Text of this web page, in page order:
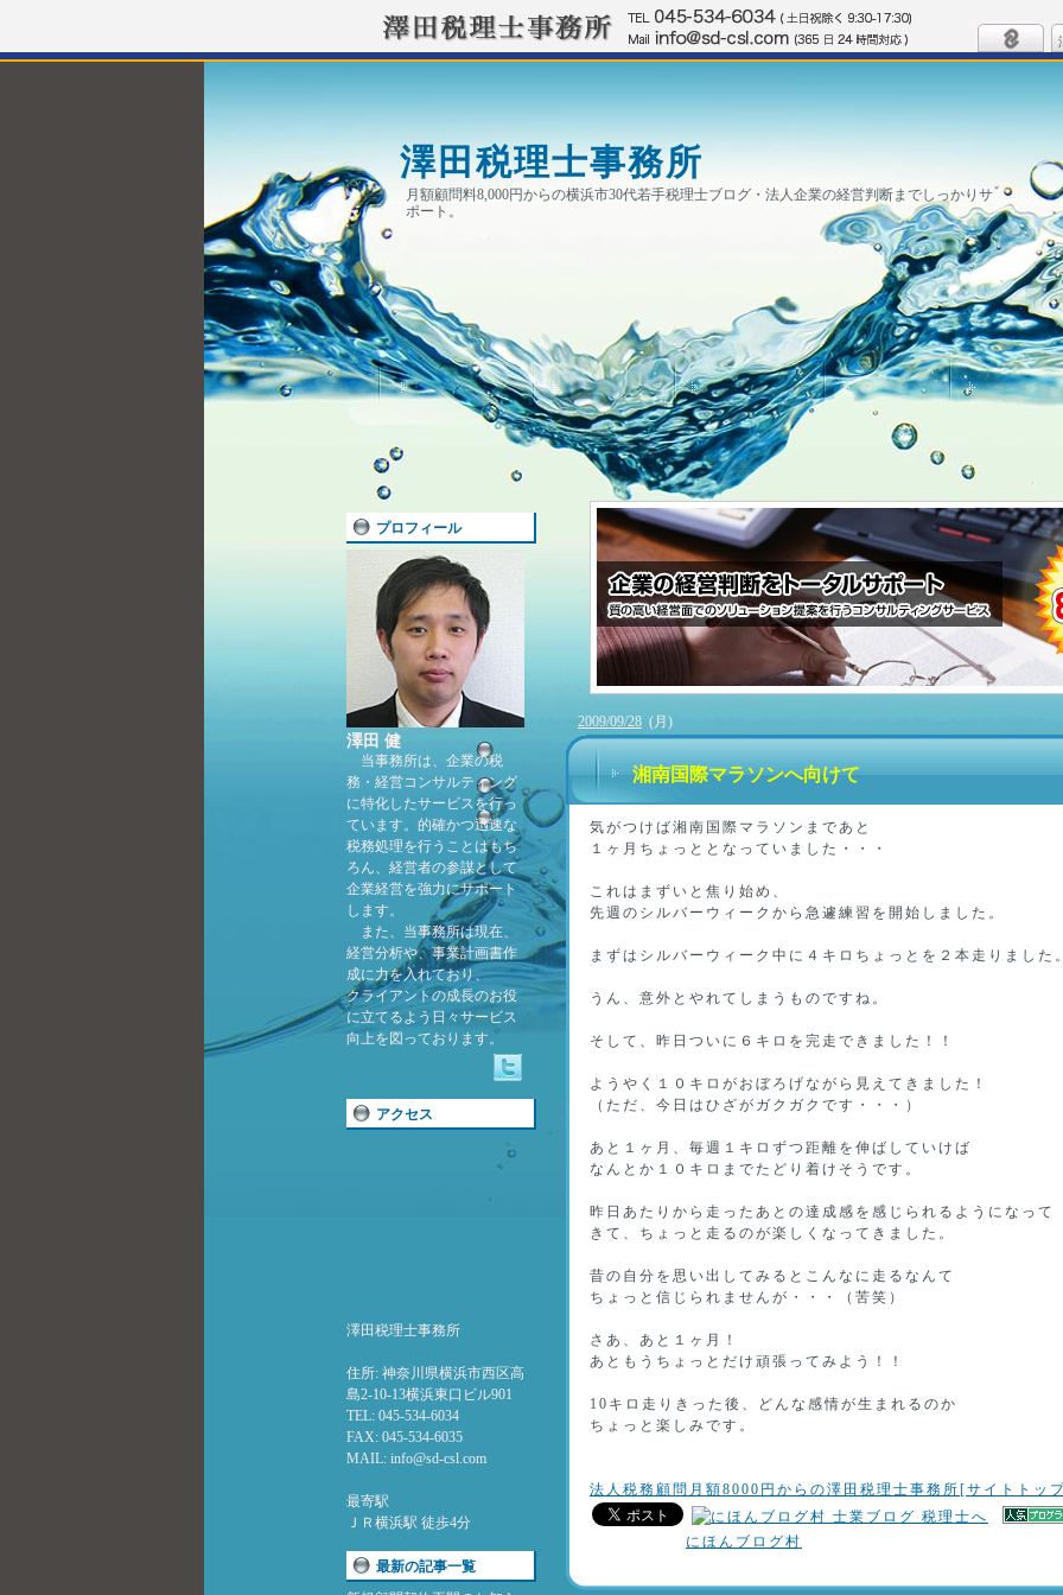
澤田税理士事務所
月額顧問料8,000円からの横浜市30代若手税理士ブログ・法人企業の経営判断までしっかりサ
ポート。
2009/09/28 (月)
湘南国際マラソンへ向けて
気がつけば湘南国際マラソンまであと
１ヶ月ちょっととなっていました・・・
これはまずいと焦り始め、
先週のシルバーウィークから急遽練習を開始しました。
まずはシルバーウィーク中に４キロちょっとを２本走りました
うん、意外とやれてしまうものですね。
そして、昨日ついに６キロを完走できました！！
ようやく１０キロがおぼろげながら見えてきました！
（ただ、今日はひざがガクガクです・・・）
あと１ヶ月、毎週１キロずつ距離を伸ばしていけば
なんとか１０キロまでたどり着けそうです。
昨日あたりから走ったあとの達成感を感じられるようになって
きて、ちょっと走るのが楽しくなってきました。
昔の自分を思い出してみるとこんなに走るなんて
ちょっと信じられませんが・・・（苦笑）
さあ、あと１ヶ月！
あともうちょっとだけ頑張ってみよう！！
10キロ走りきった後、どんな感情が生まれるのか
ちょっと楽しみです。
法人税務顧問月額8000円からの澤田税理士事務所[サイトトッ
にほんブログ村
プロフィール
澤田 健
当事務所は、企業の税
務・経営コンサルティング
に特化したサービスを行っ
ています。的確かつ迅速な
税務処理を行うことはもち
ろん、経営者の参謀として
企業経営を強力にサポート
します。
また、当事務所は現在、
経営分析や、事業計画書作
成に力を入れており、
クライアントの成長のお役
に立てるよう日々サービス
向上を図っております。
アクセス
澤田税理士事務所
住所: 神奈川県横浜市西区高
島2-10-13横浜東口ビル901
TEL: 045-534-6034
FAX: 045-534-6035
MAIL: info@sd-csl.com
最寄駅
ＪＲ横浜駅 徒歩4分
最新の記事一覧